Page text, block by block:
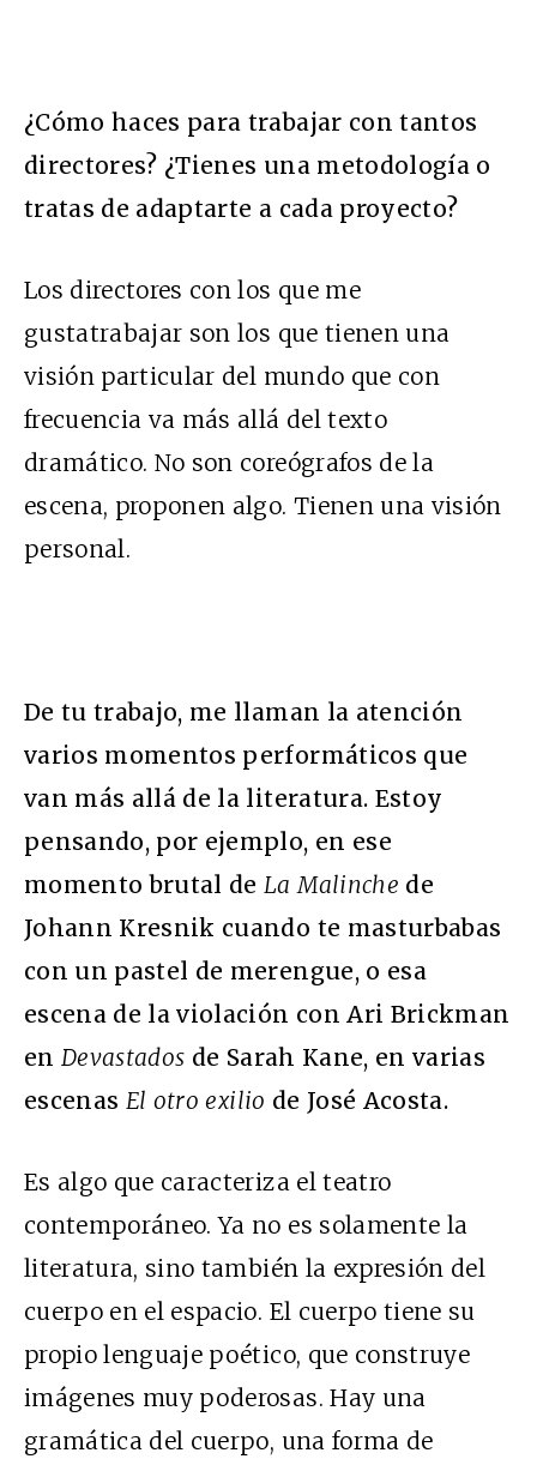
¿Cómo haces para trabajar con tantos
directores? ¿Tienes una metodología o
tratas de adaptarte a cada proyecto?
Los directores con los que me
gustatrabajar son los que tienen una
visión particular del mundo que con
frecuencia va más allá del texto
dramático. No son coreógrafos de la
escena, proponen algo. Tienen una visión
personal.
De tu trabajo, me llaman la atención
varios momentos performáticos que
van más allá de la literatura. Estoy
pensando, por ejemplo, en ese
momento brutal deLa Malinche de
Johann Kresnik cuando te masturbabas
con un pastel de merengue, o esa
escena de la violación con Ari Brickman
enDevastados de Sarah Kane, en varias
escenas El otro exilio de José Acosta.
Es algo que caracteriza el teatro
contemporáneo. Ya no es solamente la
literatura, sino también la expresión del
cuerpo en el espacio. El cuerpo tiene su
propio lenguaje poético, que construye
imágenes muy poderosas. Hay una
gramática del cuerpo, una forma de